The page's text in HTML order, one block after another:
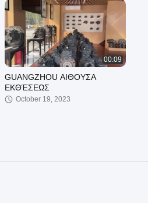
00:09
GUANGZHOU ΑΙΘΟΥΣΑ
ΕΚΘΈΣΕΩΣ
October 19, 2023